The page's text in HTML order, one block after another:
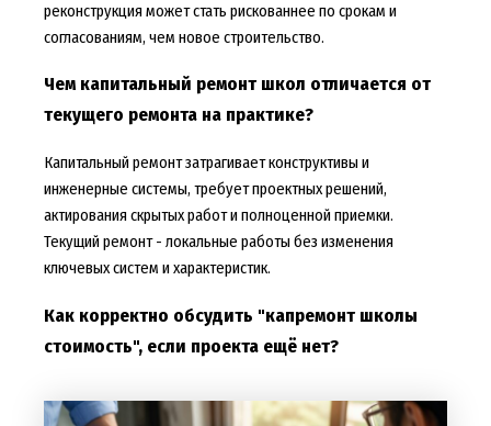
реконструкция может стать рискованнее по срокам и
согласованиям, чем новое строительство.
Чем капитальный ремонт школ отличается от
текущего ремонта на практике?
Капитальный ремонт затрагивает конструктивы и
инженерные системы, требует проектных решений,
актирования скрытых работ и полноценной приемки.
Текущий ремонт - локальные работы без изменения
ключевых систем и характеристик.
Как корректно обсудить "капремонт школы
стоимость", если проекта ещё нет?